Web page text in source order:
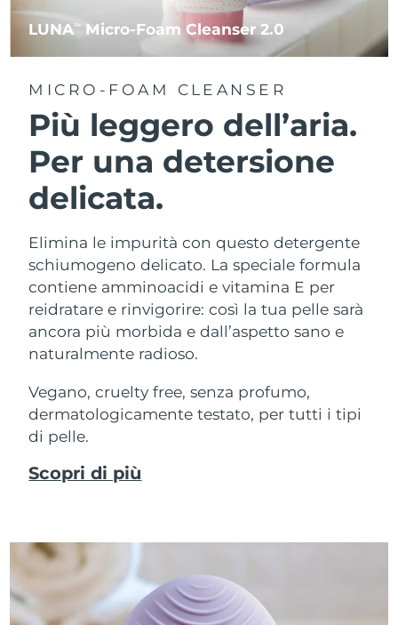
LUNATM Micro-Foam Cleanser 2.0
MICRO-FOAM CLEANSER
Più leggero dell’aria.
Per una detersione
delicata.
Elimina le impurità con questo detergente
schiumogeno delicato. La speciale formula
contiene amminoacidi e vitamina E per
reidratare e rinvigorire: così la tua pelle sarà
ancora più morbida e dall’aspetto sano e
naturalmente radioso.
Vegano, cruelty free, senza profumo,
dermatologicamente testato, per tutti i tipi
di pelle.
Scopri di più